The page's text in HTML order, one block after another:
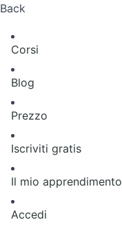
Back
Corsi
Blog
Prezzo
Iscriviti gratis
Il mio apprendimento
Accedi